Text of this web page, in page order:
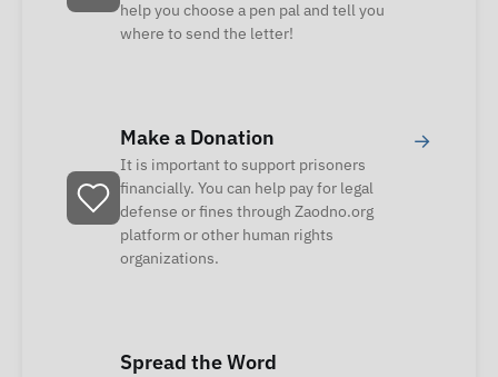
help you choose a pen pal and tell you
where to send the letter!
Make a Donation
It is important to support prisoners
financially. You can help pay for legal
defense or fines through Zaodno.org
platform or other human rights
organizations.
→
Spread the Word